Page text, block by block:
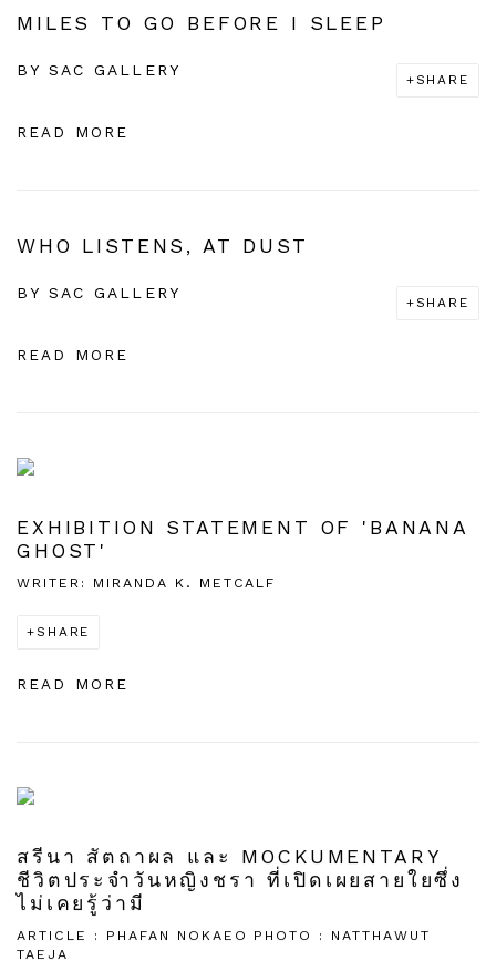
MILES TO GO BEFORE I SLEEP
BY SAC GALLERY
SHARE
READ MORE
WHO LISTENS, AT DUST
BY SAC GALLERY
SHARE
READ MORE
EXHIBITION STATEMENT OF 'BANANA
GHOST'
WRITER: MIRANDA K. METCALF
SHARE
READ MORE
สรีนา สัตถาผล และ MOCKUMENTARY
ชีวิตประจำวันหญิงชรา ที่เปิดเผยสายใยซึ่ง
ไม่เคยรู้ว่ามี
ARTICLE : PHAFAN NOKAEO PHOTO : NATTHAWUT
TAEJA